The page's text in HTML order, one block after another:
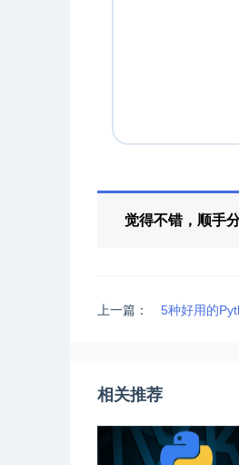
觉得不错，顺手
上一篇： 5种好用的
相关推荐